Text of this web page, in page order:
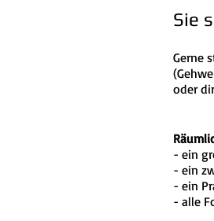
Sie
Gerne
oder
- ein
- ein
- ein
- alle